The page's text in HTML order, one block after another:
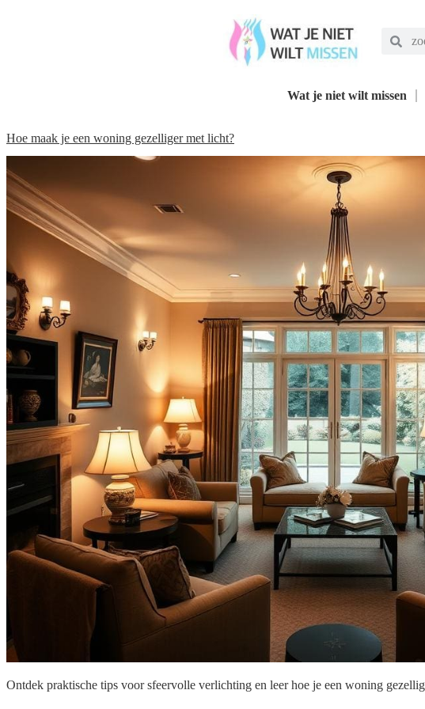
Wat je niet wilt missen
Hoe maak je een woning gezelliger met licht?
Ontdek praktische tips voor sfeervolle verlichting en leer hoe je een woning